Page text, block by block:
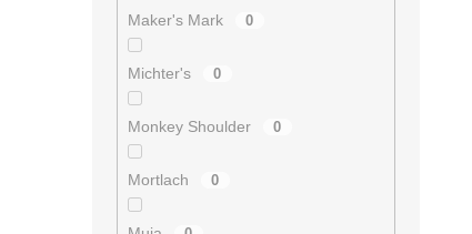
Maker's Mark 0
Michter's 0
Monkey Shoulder 0
Mortlach 0